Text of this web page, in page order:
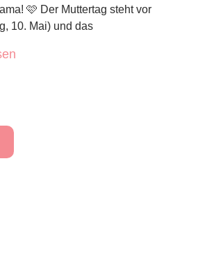
🩷 Der Muttertag steht vor
10. Mai) und das